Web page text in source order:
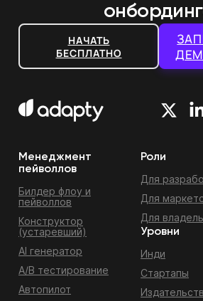
НАЧАТЬ
БЕСПЛАТНО
Менеджмент
пейволлов
Билдер флоу и
пейволлов
Конструктор
(устаревший)
AI генератор
A/B тестирование
Автопилот
Роли
Для
Для
Для
Уровни
Инди
Стартапы